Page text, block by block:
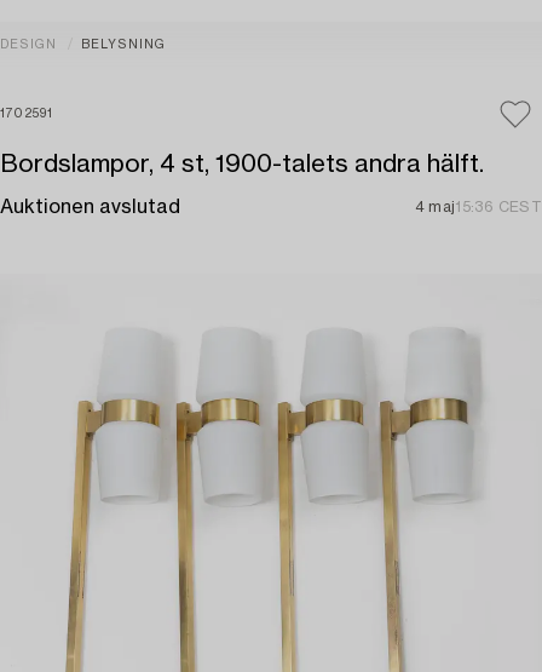
DESIGN BELYSNING
1702591
Bordslampor, 4 st, 1900-talets andra hälft.
Auktionen avslutad 4 maj15:36 CEST